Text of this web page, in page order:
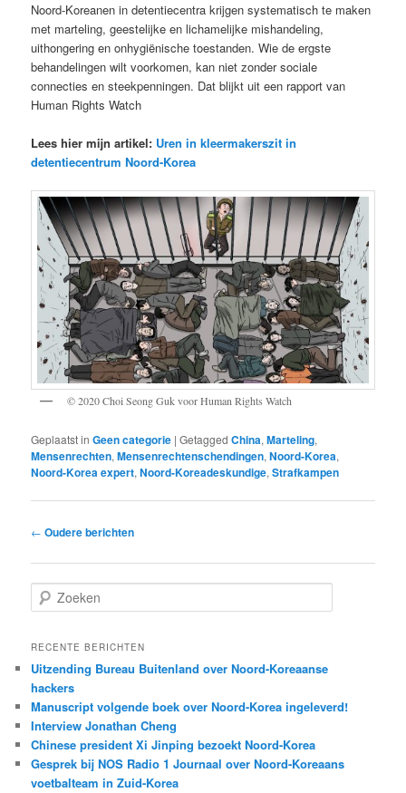
Noord-Koreanen in detentiecentra krijgen systematisch te maken
met marteling, geestelijke en lichamelijke mishandeling,
uithongering en onhygiënische toestanden. Wie de ergste
behandelingen wilt voorkomen, kan niet zonder sociale
connecties en steekpenningen. Dat blijkt uit een rapport van
Human Rights Watch
Lees hier mijn artikel: Uren in kleermakerszit in
detentiecentrum Noord-Korea
© 2020 Choi Seong Guk voor Human Rights Watch
Geplaatst in Geen categorie |Getagged China,Marteling,
Mensenrechten,Mensenrechtenschendingen,Noord-Korea,
Noord-Korea expert,Noord-Koreadeskundige,Strafkampen
Bericht
← Oudere berichten
o
k
n
RECENTE BERICHTEN
Uitzending Bureau Buitenland over Noord-Koreaanse
hackers
Manuscript volgende boek over Noord-Korea ingeleverd!
Interview Jonathan Cheng
Chinese president Xi Jinping bezoekt Noord-Korea
Gesprek bij NOS Radio 1 Journaal over Noord-Koreaans
voetbalteam in Zuid-Korea